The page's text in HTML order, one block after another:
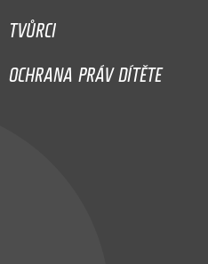
TVŮRCI
OCHRANA PRÁV DÍTĚTE